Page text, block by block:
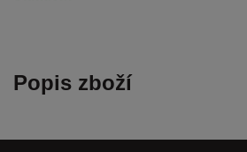
Popis zboží